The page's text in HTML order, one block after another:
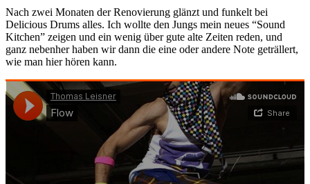
Nach zwei Monaten der Renovierung glänzt und funkelt bei
Delicious Drums alles. Ich wollte den Jungs mein neues “Sound
Kitchen” zeigen und ein wenig über gute alte Zeiten reden, und
ganz nebenher haben wir dann die eine oder andere Note geträllert,
wie man hier hören kann.